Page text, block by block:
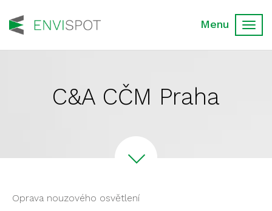
C&A CČM Praha
Oprava nouzového osvětlení